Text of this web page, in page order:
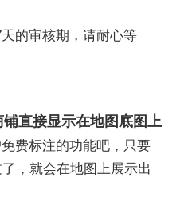
的审核期，请耐心等
直接显示在地图底图上
费标注的功能吧，只要
，就会在地图上展示出